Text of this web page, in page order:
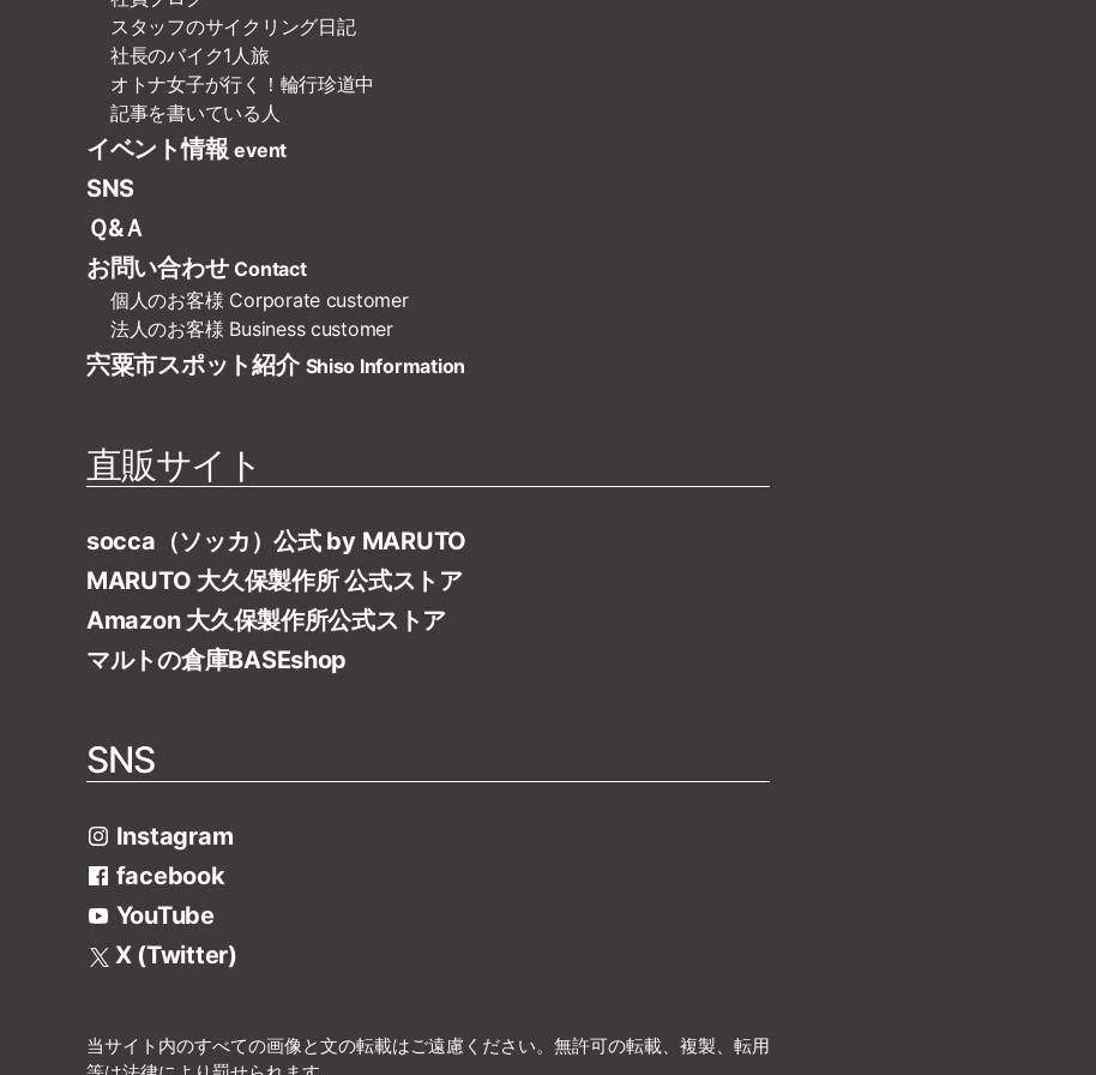
スタッフのサイクリング日記
社長のバイク1人旅
オトナ女子が行く！輪行珍道中
記事を書いている人
イベント情報 event
SNS
Ｑ&Ａ
お問い合わせ Contact
個人のお客様 Corporate customer
法人のお客様 Business customer
宍粟市スポット紹介 Shiso Information
直販サイト
socca（ソッカ）公式 by MARUTO
MARUTO 大久保製作所 公式ストア
Amazon 大久保製作所公式ストア
マルトの倉庫BASEshop
SNS
Instagram
facebook
YouTube
X (Twitter)
当サイト内のすべての画像と文の転載はご遠慮ください。無許可の転載、複製、転用